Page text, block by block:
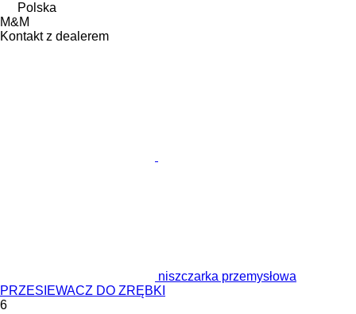
Polska
M&M
Kontakt z dealerem
niszczarka przemysłowa
PRZESIEWACZ DO ZRĘBKI
6